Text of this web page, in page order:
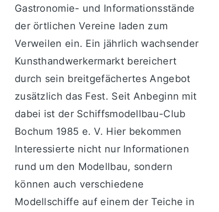
Gastronomie- und Informationsstände
der örtlichen Vereine laden zum
Verweilen ein. Ein jährlich wachsender
Kunsthandwerkermarkt bereichert
durch sein breitgefächertes Angebot
zusätzlich das Fest. Seit Anbeginn mit
dabei ist der Schiffsmodellbau-Club
Bochum 1985 e. V. Hier bekommen
Interessierte nicht nur Informationen
rund um den Modellbau, sondern
können auch verschiedene
Modellschiffe auf einem der Teiche in